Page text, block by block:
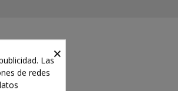
×
Las
de redes